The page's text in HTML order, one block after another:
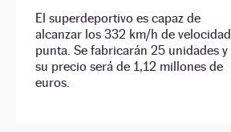
El superdeportivo es capaz de
alcanzar los 332 km/h de velocidad
punta. Se fabricarán 25 unidades y
su precio será de 1,12 millones de
euros.